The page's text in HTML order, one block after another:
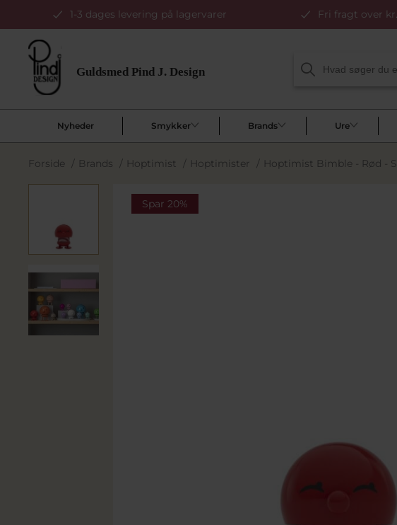
1-3 dages levering på lagervarer Fri fragt over
Nyheder Smykker Brands Ure
Forside / Brands / Hoptimist / Hoptimister / Hoptimist Bimble - Rød -
Spar 20%